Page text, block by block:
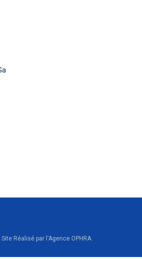
Réalisé par l'Agence OPHRA.